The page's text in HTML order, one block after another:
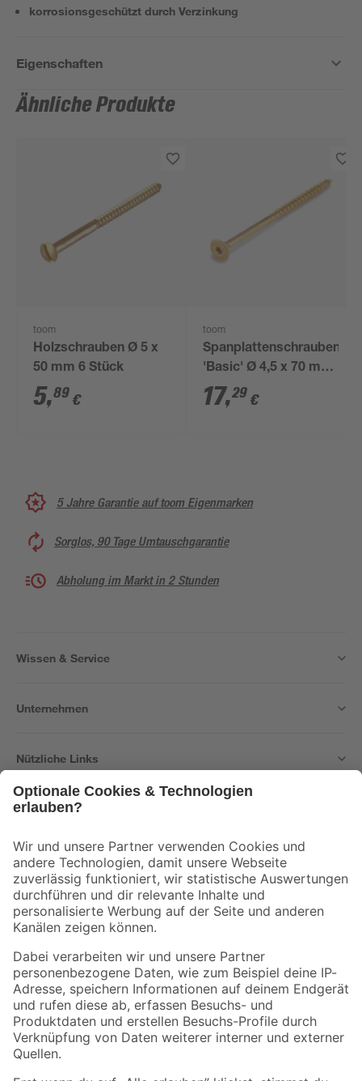
korrosionsgeschützt durch Verzinkung
Eigenschaften
Ähnliche Produkte
toom
Holzschrauben Ø 5 x
50 mm 6 Stück
5,89 €
toom
Spanplattenschrauben
'Basic' Ø 4,5 x 70 mm
TX20 100 Stück
17,29 €
5 Jahre Garantie auf toom Eigenmarken
Sorglos, 90 Tage Umtauschgarantie
Abholung im Markt in 2 Stunden
Wissen & Service
Unternehmen
Nützliche Links
Der toom Newsletter: Keine Angebote und Aktionen mehr verpassen!
Zur Newsletter Anmeldung
Folge uns
Zahlungsarten Versandarten
Sicher einkaufen